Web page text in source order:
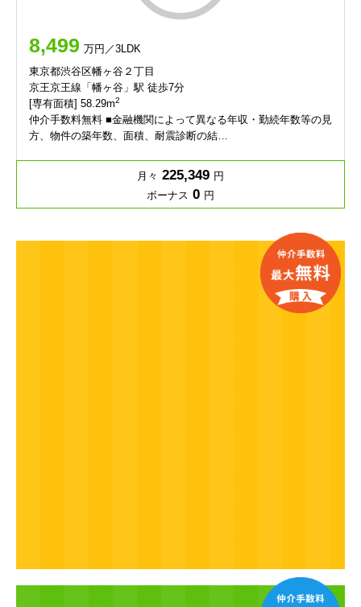
8,499 万円／3LDK
東京都渋谷区幡ヶ谷２丁目
京王京王線「幡ヶ谷」駅 徒歩7分
[専有面積] 58.29m2
仲介手数料無料 ■金融機関によって異なる年収・勤続年数等の見
方、物件の築年数、面積、耐震診断の結…
月々 225,349 円
ボーナス 0 円